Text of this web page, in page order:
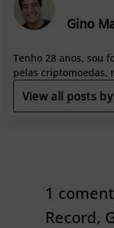
Gino
Tenho 28 anos, sou
pelas criptomoedas,
View all posts
1
Record,